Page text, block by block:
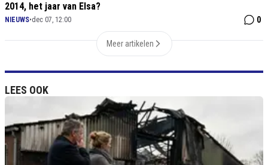
2014, het jaar van Elsa?
NIEUWS•dec 07, 12:00 0
Meer artikelen
LEES OOK